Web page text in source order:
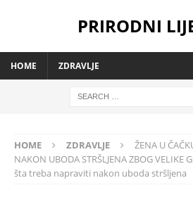
PRIRODNI
HOME ZDRAVLJE
HOME ZDRAVLJE
ŽENA U
NAKON UBODA STRŠLJENA ZBOG VELIKE
šta treba napraviti nakon uboda stršljena